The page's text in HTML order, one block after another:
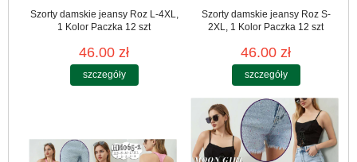
Szorty damskie jeansy Roz L-4XL,
1 Kolor Paczka 12 szt
46.00 zł
szczegóły
Szorty damskie jeansy Roz S-
2XL, 1 Kolor Paczka 12 szt
46.00 zł
szczegóły